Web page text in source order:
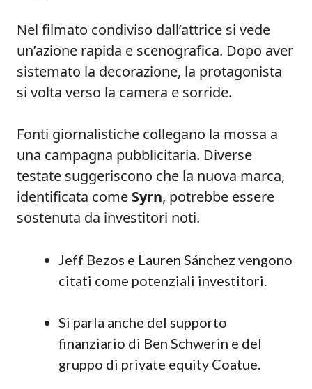
Nel filmato condiviso dall’attrice si vede
un’azione rapida e scenografica. Dopo aver
sistemato la decorazione, la protagonista
si volta verso la camera e sorride.
Fonti giornalistiche collegano la mossa a
una campagna pubblicitaria. Diverse
testate suggeriscono che la nuova marca,
identificata come Syrn, potrebbe essere
sostenuta da investitori noti.
Jeff Bezos e Lauren Sánchez vengono
citati come potenziali investitori.
Si parla anche del supporto
finanziario di Ben Schwerin e del
gruppo di private equity Coatue.